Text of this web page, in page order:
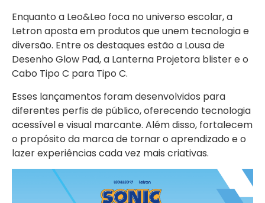
Enquanto a Leo&Leo foca no universo escolar, a
Letron aposta em produtos que unem tecnologia e
diversão. Entre os destaques estão a Lousa de
Desenho Glow Pad, a Lanterna Projetora blister e o
Cabo Tipo C para Tipo C.
Esses lançamentos foram desenvolvidos para
diferentes perfis de público, oferecendo tecnologia
acessível e visual marcante. Além disso, fortalecem
o propósito da marca de tornar o aprendizado e o
lazer experiências cada vez mais criativas.